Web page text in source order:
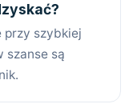
przy szybkiej
szanse są